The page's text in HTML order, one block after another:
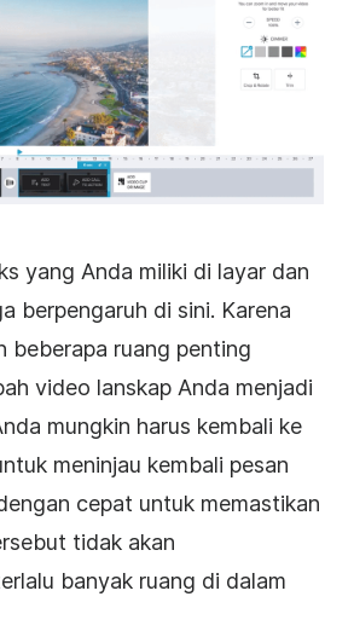
yang Anda miliki di layar dan
berpengaruh di sini. Karena
beberapa ruang penting
video lanskap Anda menjadi
mungkin harus kembali ke
meninjau kembali pesan
cepat untuk memastikan
tidak akan
banyak ruang di dalam